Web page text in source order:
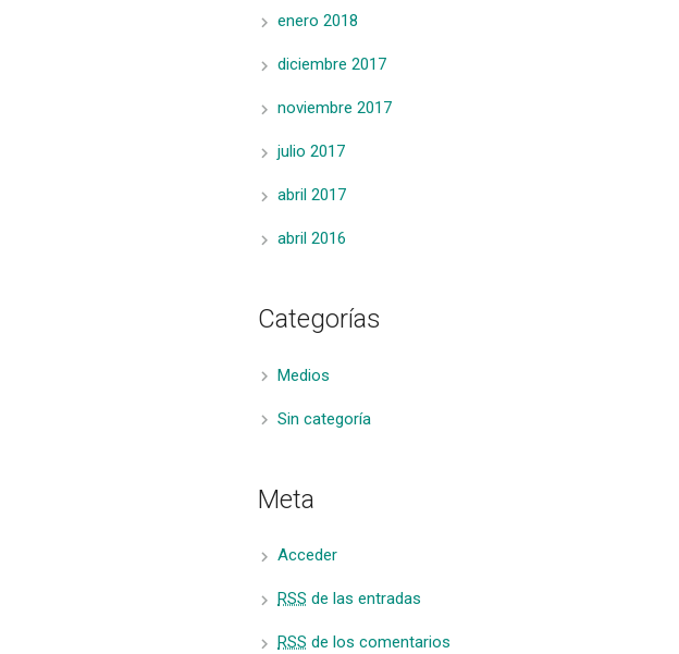
enero 2018
diciembre 2017
noviembre 2017
julio 2017
abril 2017
abril 2016
Categorías
Medios
Sin categoría
Meta
Acceder
RSS de las entradas
RSS de los comentarios